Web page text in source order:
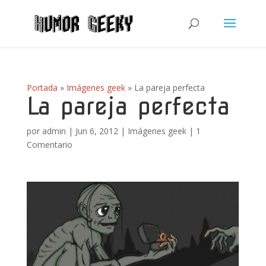
Portada » Imágenes geek» La pareja perfecta
La pareja perfecta
por admin | Jun 6, 2012| Imágenes geek| 1
Comentario